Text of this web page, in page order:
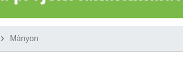
Mányon